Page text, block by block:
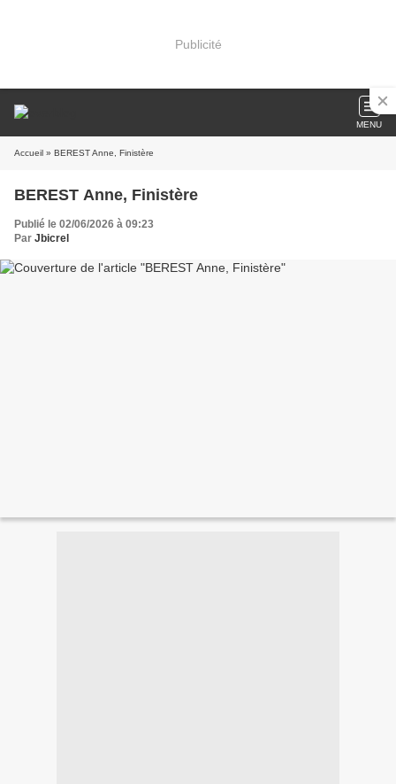
Publicité
MENU
Accueil » BEREST Anne, Finistère
BEREST Anne, Finistère
Publié le 02/06/2026 à 09:23
Par Jbicrel